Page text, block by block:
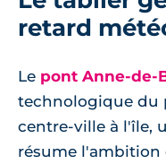
retard
Le pont Anne-de-
technologique du
centre-ville à l'île,
résume l'ambition